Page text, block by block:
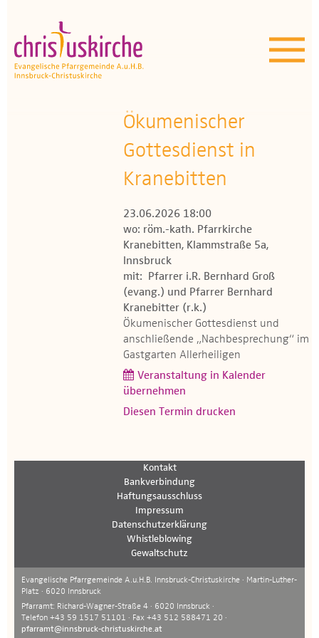
Aktuelles | Über uns
Unser Angebot
Termine
OEZ
Wissenswertes
Medien
Kontakt
Ökumenischer
Gottesdienst in
Kranebitten
23.06.2026 18:00
wo: röm.-kath. Pfarrkirche
Kranebitten, Klammstraße 5a,
Innsbruck
mit: Pfarrer i.R. Bernhard Groß
(evang.) und Pfarrer Bernhard
Kranebitter (r.k.)
Ökumenischer Gottesdienst und
anschließende „Nachbesprechung“ im
Gastgarten Allerheiligen
Veranstaltung in Kalender
übernehmen
Diesen Termin drucken
Kontakt
Bankverbindung
Haftungsausschluss
Impressum
Datenschutzerklärung
Whistleblowing
Gewaltschutz
Evangelische Pfarrgemeinde A.u.H.B. Innsbruck-Christuskirche · Martin-Luther-
Platz · 6020 Innsbruck
Pfarramt: Richard-Wagner-Straße 4 · 6020 Innsbruck ·
Telefon +43 59 1517 51101 · Fax +43 512 588471 20 ·
pfarramt@innsbruck-christuskirche.at